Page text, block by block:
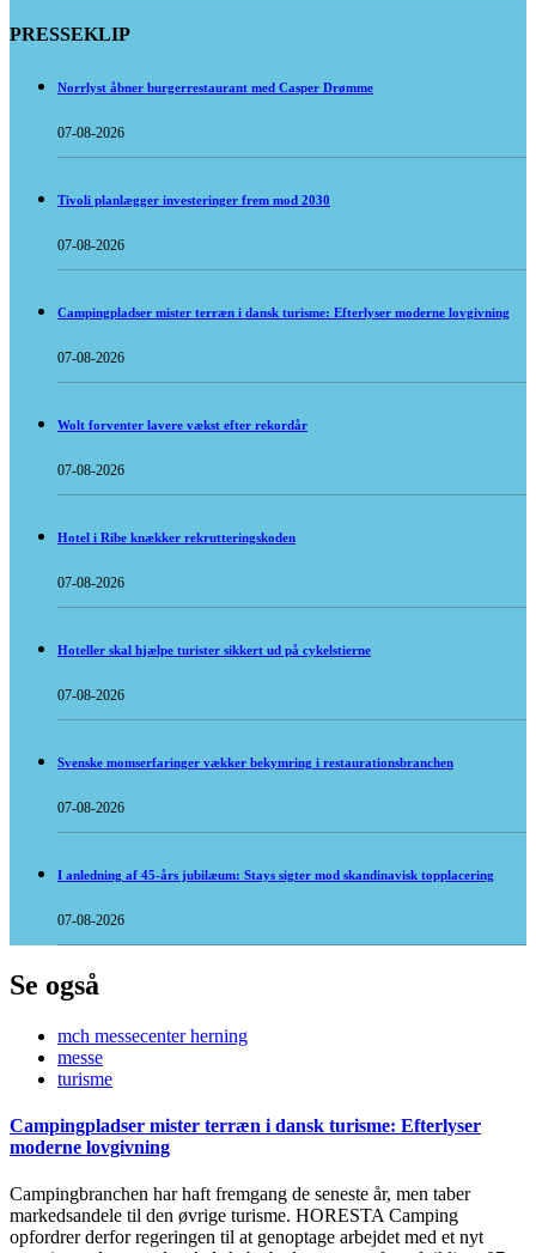
PRESSEKLIP
Norrlyst åbner burgerrestaurant med Casper Drømme
07-08-2026
Tivoli planlægger investeringer frem mod 2030
07-08-2026
Campingpladser mister terræn i dansk turisme: Efterlyser moderne lovgivning
07-08-2026
Wolt forventer lavere vækst efter rekordår
07-08-2026
Hotel i Ribe knækker rekrutteringskoden
07-08-2026
Hoteller skal hjælpe turister sikkert ud på cykelstierne
07-08-2026
Svenske momserfaringer vækker bekymring i restaurationsbranchen
07-08-2026
I anledning af 45-års jubilæum: Stays sigter mod skandinavisk topplacering
07-08-2026
Se også
mch messecenter herning
messe
turisme
Campingpladser mister terræn i dansk turisme: Efterlyser
moderne lovgivning
Campingbranchen har haft fremgang de seneste år, men taber
markedsandele til den øvrige turisme. HORESTA Camping
opfordrer derfor regeringen til at genoptage arbejdet med et nyt